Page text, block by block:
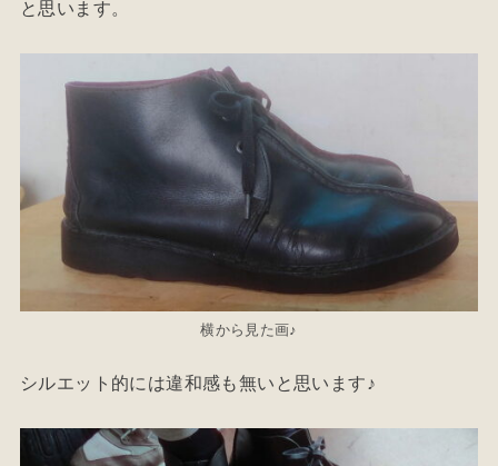
と思います。
横から見た画♪
シルエット的には違和感も無いと思います♪